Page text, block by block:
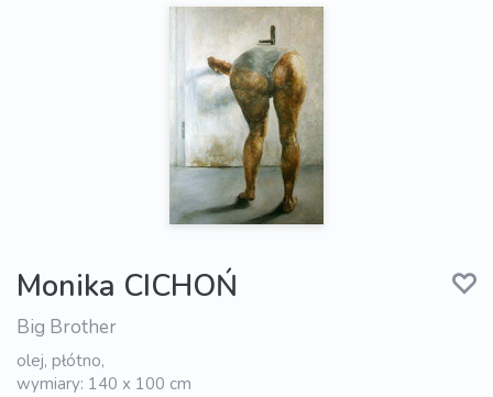
Monika CICHOŃ
Big Brother
olej, płótno,
wymiary: 140 x 100 cm